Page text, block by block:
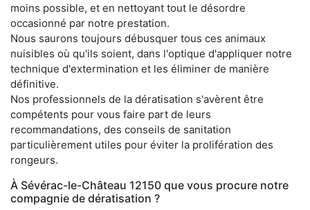
moins possible, et en nettoyant tout le désordre
occasionné par notre prestation.
Nous saurons toujours débusquer tous ces animaux
nuisibles où qu'ils soient, dans l'optique d'appliquer notre
technique d'extermination et les éliminer de manière
définitive.
Nos professionnels de la dératisation s'avèrent être
compétents pour vous faire part de leurs
recommandations, des conseils de sanitation
particulièrement utiles pour éviter la prolifération des
rongeurs.
À Sévérac-le-Château 12150 que vous procure notre
compagnie de dératisation ?